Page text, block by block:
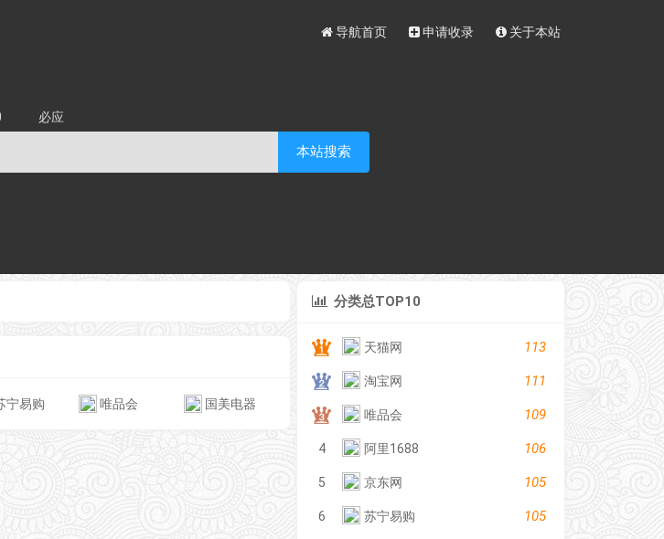
导航首页 申请收录 关于本站
必应
本站搜索
宁易购 唯品会 国美电器
分类总TOP10
天猫网 113
淘宝网 111
唯品会 109
4 阿里1688 106
5 京东网 105
6 苏宁易购 105